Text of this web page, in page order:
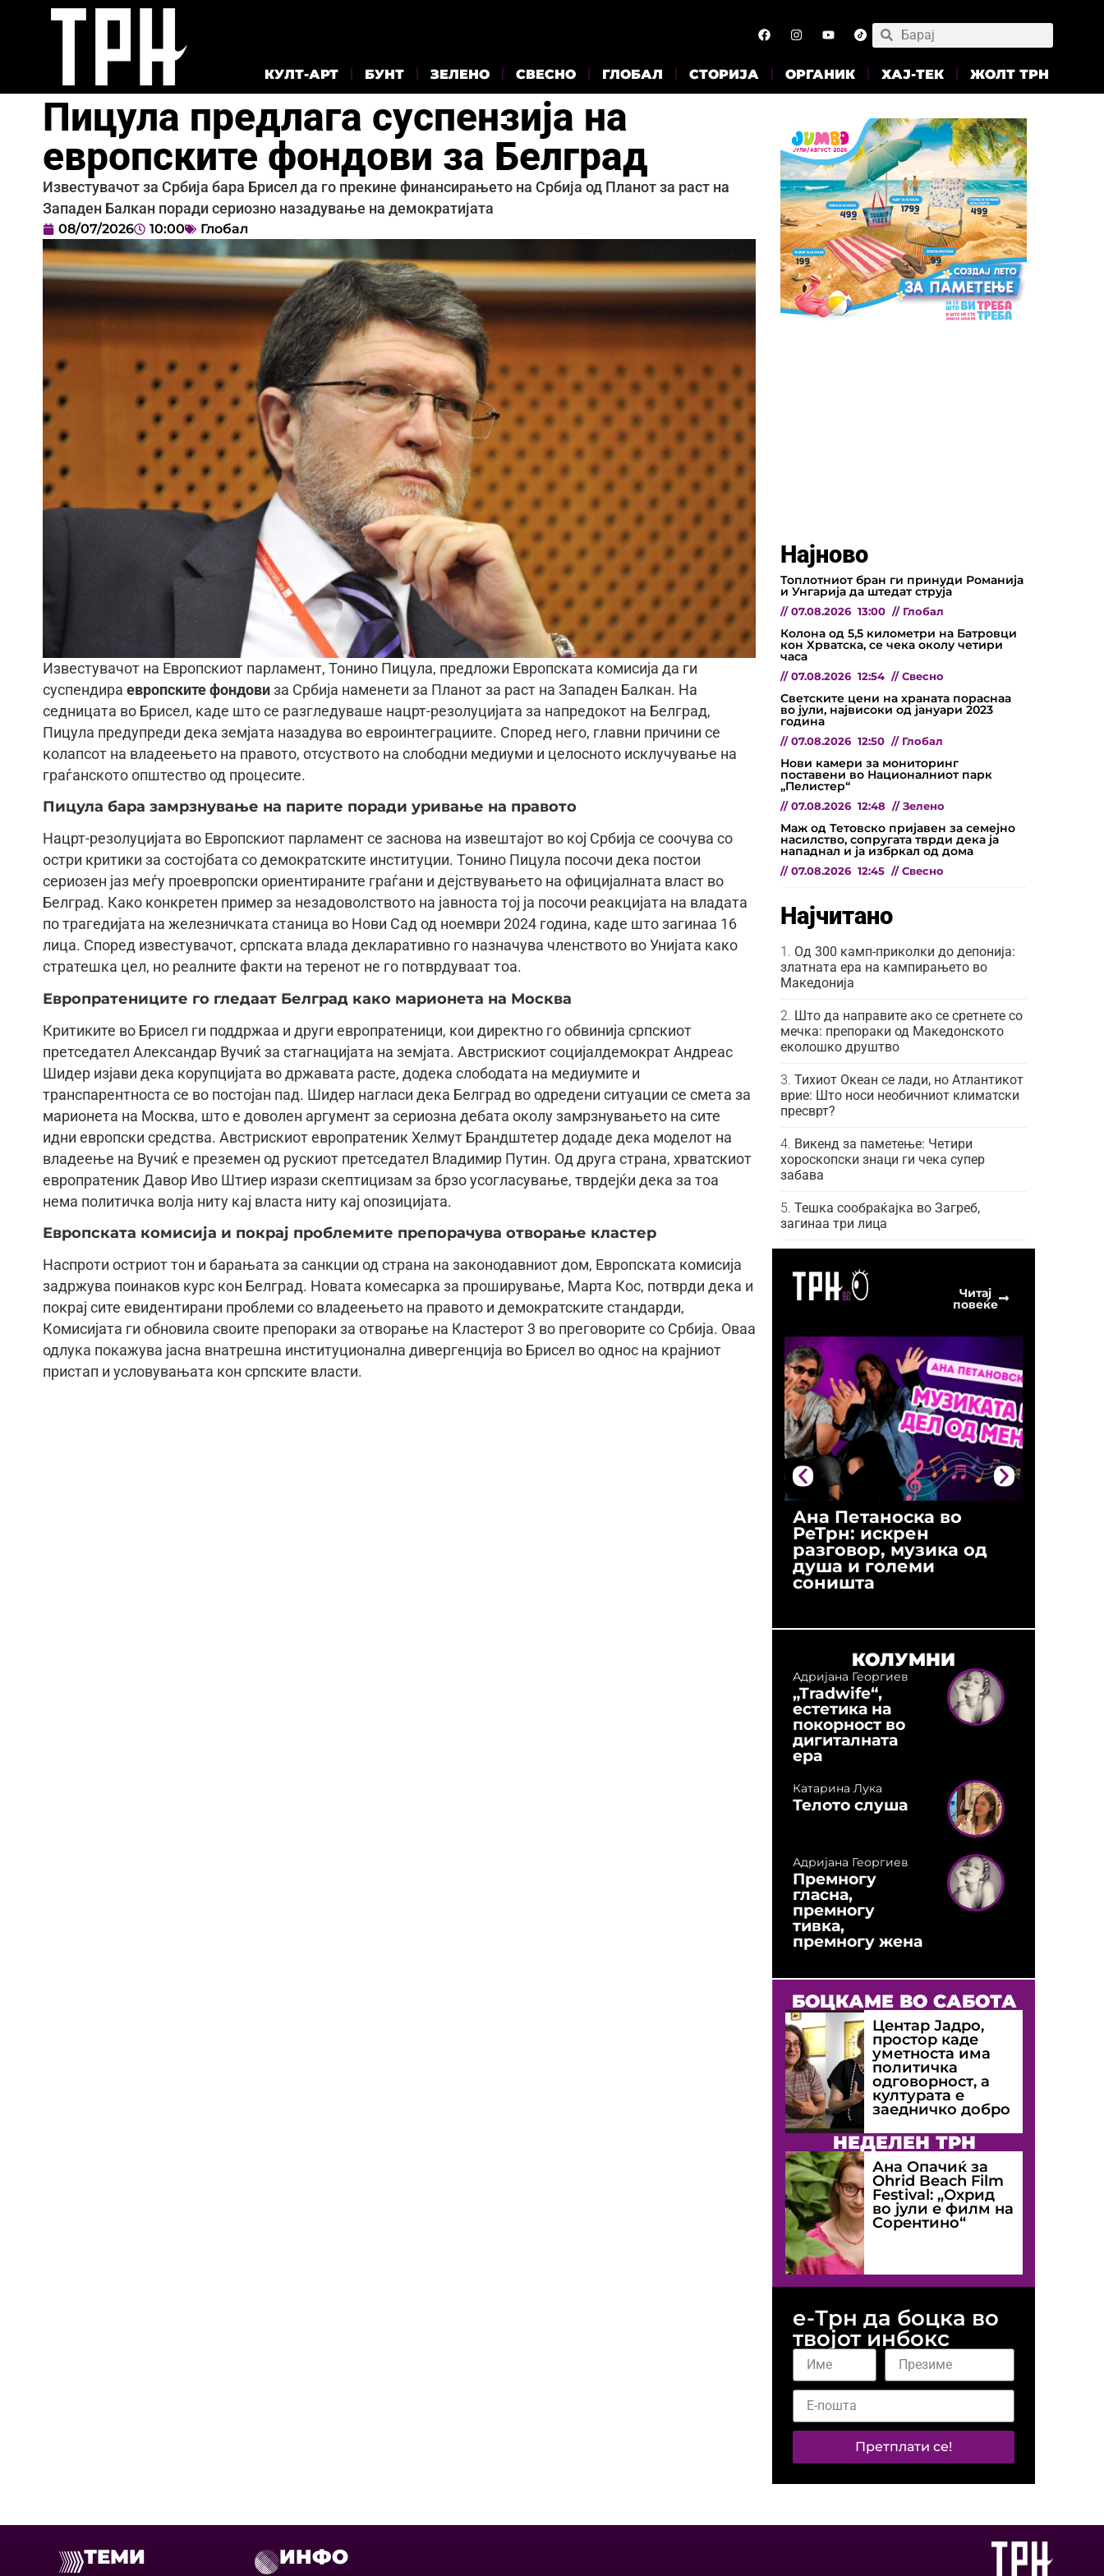
КУЛТ-АРТ БУНТ ЗЕЛЕНО СВЕСНО ГЛОБАЛ СТОРИЈА ОРГАНИК ХАЈ-ТЕК ЖОЛТ ТРН
Пицула предлага суспензија на
европските фондови за Белград
Известувачот за Србија бара Брисел да го прекине финансирањето на Србија од Планот за раст на
Западен Балкан поради сериозно назадување на демократијата
08/07/2026 10:00 Глобал
Известувачот на Европскиот парламент, Тонино Пицула, предложи Европската комисија да ги
суспендира европските фондови за Србија наменети за Планот за раст на Западен Балкан. На
седницата во Брисел, каде што се разгледуваше нацрт-резолуцијата за напредокот на Белград,
Пицула предупреди дека земјата назадува во евроинтеграциите. Според него, главни причини се
колапсот на владеењето на правото, отсуството на слободни медиуми и целосното исклучување на
граѓанското општество од процесите.
Пицула бара замрзнување на парите поради уривање на правото
Нацрт-резолуцијата во Европскиот парламент се заснова на извештајот во кој Србија се соочува со
остри критики за состојбата со демократските институции. Тонино Пицула посочи дека постои
сериозен јаз меѓу проевропски ориентираните граѓани и дејствувањето на официјалната власт во
Белград. Како конкретен пример за незадоволството на јавноста тој ја посочи реакцијата на владата
по трагедијата на железничката станица во Нови Сад од ноември 2024 година, каде што загинаа 16
лица. Според известувачот, српската влада декларативно го назначува членството во Унијата како
стратешка цел, но реалните факти на теренот не го потврдуваат тоа.
Европратениците го гледаат Белград како марионета на Москва
Критиките во Брисел ги поддржаа и други европратеници, кои директно го обвинија српскиот
претседател Александар Вучиќ за стагнацијата на земјата. Австрискиот социјалдемократ Андреас
Шидер изјави дека корупцијата во државата расте, додека слободата на медиумите и
транспарентноста се во постојан пад. Шидер нагласи дека Белград во одредени ситуации се смета за
марионета на Москва, што е доволен аргумент за сериозна дебата околу замрзнувањето на сите
идни европски средства. Австрискиот европратеник Хелмут Брандштетер додаде дека моделот на
владеење на Вучиќ е преземен од рускиот претседател Владимир Путин. Од друга страна, хрватскиот
европратеник Давор Иво Штиер изрази скептицизам за брзо усогласување, тврдејќи дека за тоа
нема политичка волја ниту кај власта ниту кај опозицијата.
Европската комисија и покрај проблемите препорачува отворање кластер
Наспроти остриот тон и барањата за санкции од страна на законодавниот дом, Европската комисија
задржува поинаков курс кон Белград. Новата комесарка за проширување, Марта Кос, потврди дека и
покрај сите евидентирани проблеми со владеењето на правото и демократските стандарди,
Комисијата ги обновила своите препораки за отворање на Кластерот 3 во преговорите со Србија. Оваа
одлука покажува јасна внатрешна институционална дивергенција во Брисел во однос на крајниот
пристап и условувањата кон српските власти.
Најново
Топлотниот бран ги принуди Романија
и Унгарија да штедат струја
// 07.08.2026 13:00 // Глобал
Колона од 5,5 километри на Батровци
кон Хрватска, се чека околу четири
часа
// 07.08.2026 12:54 // Свесно
Светските цени на храната пораснаа
во јули, највисоки од јануари 2023
година
// 07.08.2026 12:50 // Глобал
Нови камери за мониторинг
поставени во Националниот парк
„Пелистер“
// 07.08.2026 12:48 // Зелено
Маж од Тетовско пријавен за семејно
насилство, сопругата тврди дека ја
нападнал и ја избркал од дома
// 07.08.2026 12:45 // Свесно
Најчитано
Од 300 камп-приколки до депонија:
златната ера на кампирањето во
Македонија
Што да направите ако се сретнете со
мечка: препораки од Македонското
еколошко друштво
Тихиот Океан се лади, но Атлантикот
врие: Што носи необичниот климатски
пресврт?
Викенд за паметење: Четири
хороскопски знаци ги чека супер
забава
Тешка сообраќајка во Загреб,
загинаа три лица
Читај
повеќе
Ана Петаноска во
РеТрн: искрен
разговор, музика од
душа и големи
соништа
КОЛУМНИ
Адријана Георгиев
„Tradwife“,
естетика на
покорност во
дигиталната
ера
Катарина Лука
Телото слуша
Адријана Георгиев
Премногу
гласна,
премногу
тивка,
премногу жена
БОЦКАМЕ ВО САБОТА
Центар Јадро,
простор каде
уметноста има
политичка
одговорност, а
културата е
заедничко добро
НЕДЕЛЕН ТРН
Ана Опачиќ за
Оhrid Beach Film
Festival: „Охрид
во јули е филм на
Сорентино“
е-Трн да боцка во
твојот инбокс
Претплати се!
ТЕМИ ИНФО